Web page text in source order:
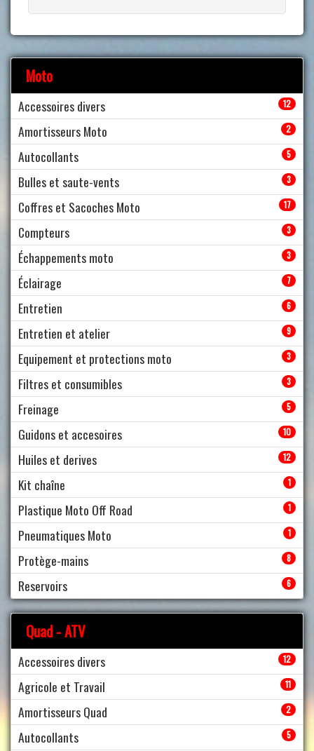
Moto
Accessoires divers 12
Amortisseurs Moto 2
Autocollants 5
Bulles et saute-vents 3
Coffres et Sacoches Moto 17
Compteurs 3
Échappements moto 3
Éclairage 7
Entretien 6
Entretien et atelier 9
Equipement et protections moto 3
Filtres et consumibles 3
Freinage 5
Guidons et accesoires 10
Huiles et derives 12
Kit chaîne 1
Plastique Moto Off Road 1
Pneumatiques Moto 1
Protège-mains 8
Reservoirs 6
Quad - ATV
Accessoires divers 12
Agricole et Travail 11
Amortisseurs Quad 2
Autocollants 5